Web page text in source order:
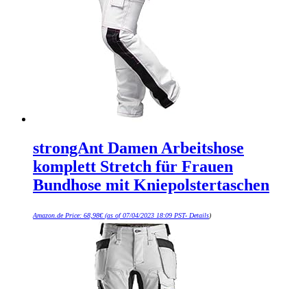
strongAnt Damen Arbeitshose
komplett Stretch für Frauen
Bundhose mit Kniepolstertaschen
Amazon.de Price: 68,98€(as of 07/04/2023 18:09 PST- Details)